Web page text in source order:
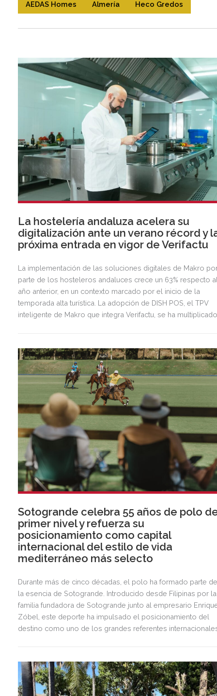
AEDAS Homes Almería Heco Gredos
La hostelería andaluza acelera su
digitalización ante un verano récord y
próxima entrada en vigor de Verifactu
La implementación de las soluciones digitales de Makro
parte de los hosteleros andaluces crece un 63% respecto
año anterior, en un contexto marcado por el inicio de la
temporada alta turística. La adopción de DISH POS, el TPV
inteligente de Makro que integra Verifactu, se ha
Sotogrande celebra 55 años de polo
primer nivel y refuerza su
posicionamiento como capital
internacional del estilo de vida
mediterráneo más selecto
Durante más de cinco décadas, el polo ha formado parte
la esencia de Sotogrande. Introducido desde Filipinas por la
familia fundadora de Sotogrande junto al empresario
Zóbel, este deporte ha impulsado el posicionamiento del
destino como uno de los grandes referentes
exclusiva agenda social.